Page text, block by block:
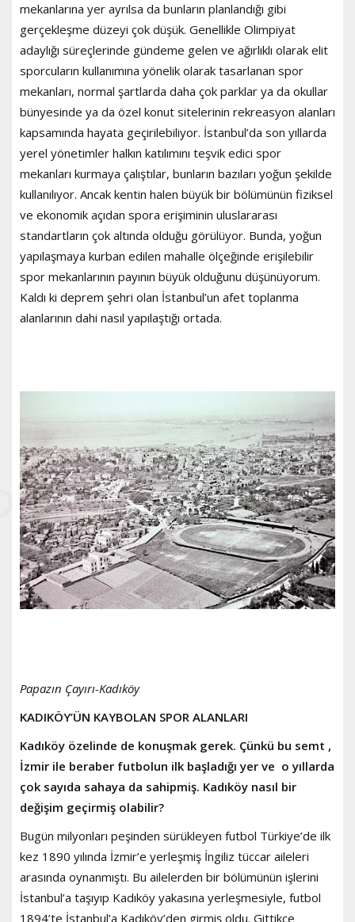
mekanlarına yer ayrılsa da bunların planlandığı gibi
gerçekleşme düzeyi çok düşük. Genellikle Olimpiyat
adaylığı süreçlerinde gündeme gelen ve ağırlıklı olarak elit
sporcuların kullanımına yönelik olarak tasarlanan spor
mekanları, normal şartlarda daha çok parklar ya da okullar
bünyesinde ya da özel konut sitelerinin rekreasyon alanları
kapsamında hayata geçirilebiliyor. İstanbul’da son yıllarda
yerel yönetimler halkın katılımını teşvik edici spor
mekanları kurmaya çalıştılar, bunların bazıları yoğun şekilde
kullanılıyor. Ancak kentin halen büyük bir bölümünün fiziksel
ve ekonomik açıdan spora erişiminin uluslararası
standartların çok altında olduğu görülüyor. Bunda, yoğun
yapılaşmaya kurban edilen mahalle ölçeğinde erişilebilir
spor mekanlarının payının büyük olduğunu düşünüyorum.
Kaldı ki deprem şehri olan İstanbul’un afet toplanma
alanlarının dahi nasıl yapılaştığı ortada.
Papazın Çayırı-Kadıköy
KADIKÖY’ÜN KAYBOLAN SPOR ALANLARI
Kadıköy özelinde de konuşmak gerek. Çünkü bu semt ,
İzmir ile beraber futbolun ilk başladığı yer ve o yıllarda
çok sayıda sahaya da sahipmiş. Kadıköy nasıl bir
değişim geçirmiş olabilir?
Bugün milyonları peşinden sürükleyen futbol Türkiye’de ilk
kez 1890 yılında İzmir’e yerleşmiş İngiliz tüccar aileleri
arasında oynanmıştı. Bu ailelerden bir bölümünün işlerini
İstanbul’a taşıyıp Kadıköy yakasına yerleşmesiyle, futbol
1894’te İstanbul’a Kadıköy’den girmiş oldu. Gittikçe